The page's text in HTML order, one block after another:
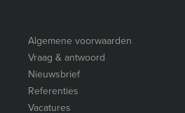
Algemene voorwaarden
Vraag & antwoord
Nieuwsbrief
Referenties
Vacatures